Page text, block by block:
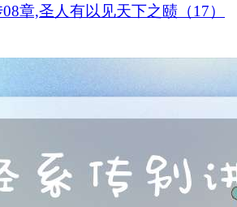
章,圣人有以见天下之赜（17）